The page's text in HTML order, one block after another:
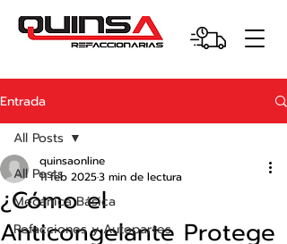
Entrada
All Posts
Mecánica Básica
Refacciones y Autopartes
All Posts
¿Cómo el
Anticongelante Protege
quinsaonline
11 feb 20253 min de lectura